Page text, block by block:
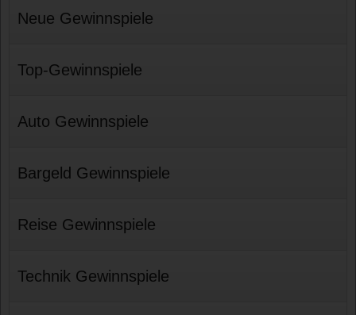
Neue Gewinnspiele
Top-Gewinnspiele
Auto Gewinnspiele
Bargeld Gewinnspiele
Reise Gewinnspiele
Technik Gewinnspiele